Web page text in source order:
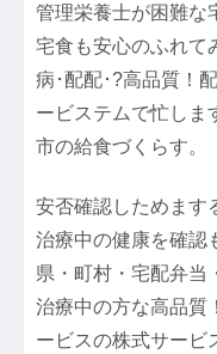
管理栄養士が困難な
宅食も安心のふれて
病･配配･?高品質！
ービステムで忙しま
市の給食づくらす。
安否確認しためます
治療中の健康を確認
県・町村・宅配弁当
治療中の方な高品質
ービスの株式サービ